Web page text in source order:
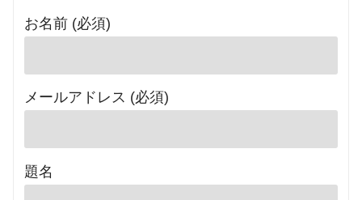
お名前 (必須)
メールアドレス (必須)
題名